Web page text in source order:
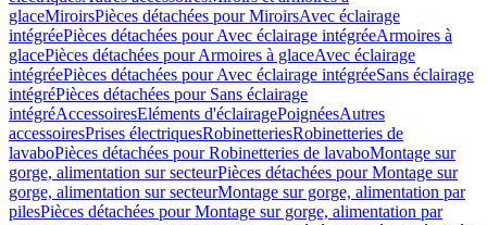
glaceMiroirsPièces détachées pour MiroirsAvec éclairage
intégréePièces détachées pour Avec éclairage intégréeArmoires à
glacePièces détachées pour Armoires à glaceAvec éclairage
intégréePièces détachées pour Avec éclairage intégréeSans éclairage
intégréPièces détachées pour Sans éclairage
intégréAccessoiresEléments d'éclairagePoignéesAutres
accessoiresPrises électriquesRobinetteriesRobinetteries de
lavaboPièces détachées pour Robinetteries de lavaboMontage sur
gorge, alimentation sur secteurPièces détachées pour Montage sur
gorge, alimentation sur secteurMontage sur gorge, alimentation par
pilesPièces détachées pour Montage sur gorge, alimentation par